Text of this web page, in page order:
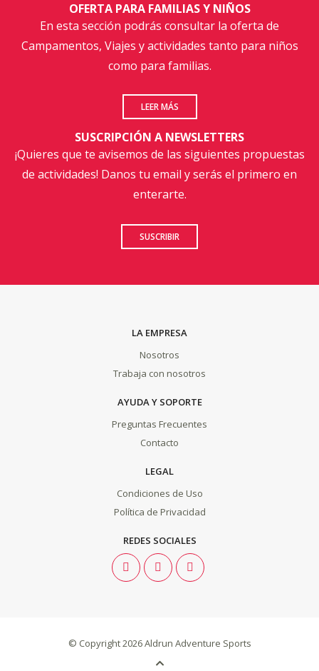
OFERTA PARA FAMILIAS Y NIÑOS
En esta sección podrás consultar la oferta de
Campamentos, Viajes y actividades tanto para niños
como para familias.
LEER MÁS
SUSCRIPCIÓN A NEWSLETTERS
¡Quieres que te avisemos de las siguientes propuestas
de actividades! Danos tu email y serás el primero en
enterarte.
SUSCRIBIR
LA EMPRESA
Nosotros
Trabaja con nosotros
AYUDA Y SOPORTE
Preguntas Frecuentes
Contacto
LEGAL
Condiciones de Uso
Política de Privacidad
REDES SOCIALES
© Copyright 2026Aldrun Adventure Sports